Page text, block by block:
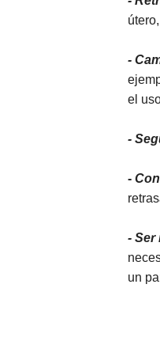
-
el
-
-
- Ser
un